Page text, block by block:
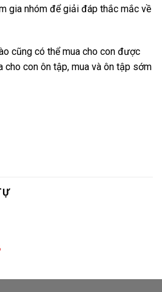
gia nhóm để giải đáp thắc mắc về
cũng có thể mua cho con được
cho con ôn tập, mua và ôn tập sớm